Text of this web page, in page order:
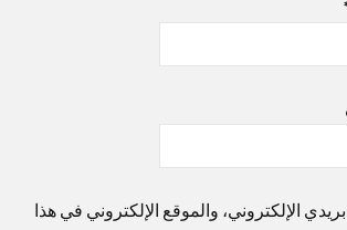
الإلكتروني، والموقع الإلكتروني في هذا